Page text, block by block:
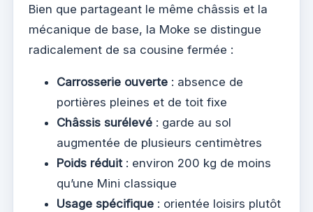
Bien que partageant le même châssis et la
mécanique de base, la Moke se distingue
radicalement de sa cousine fermée :
Carrosserie ouverte : absence de
portières pleines et de toit fixe
Châssis surélevé : garde au sol
augmentée de plusieurs centimètres
Poids réduit: environ 200 kg de moins
qu’une Mini classique
Usage spécifique : orientée loisirs plutôt